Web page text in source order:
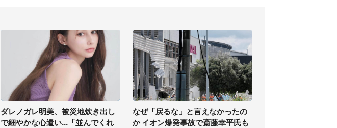
ダレノガレ明美、被災地炊き出し
で細やかな心遣い...「並んでくれ
なぜ「戻るな」と言えなかったの
か イオン爆発事故で斎藤幸平氏も